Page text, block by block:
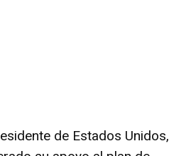
de Estados Unidos,